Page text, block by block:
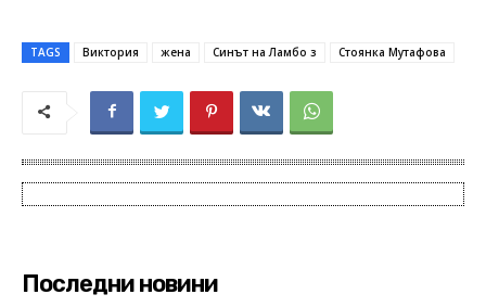
TAGS Виктория жена Синът на Ламбо з Стоянка Мутафова
Последни новини